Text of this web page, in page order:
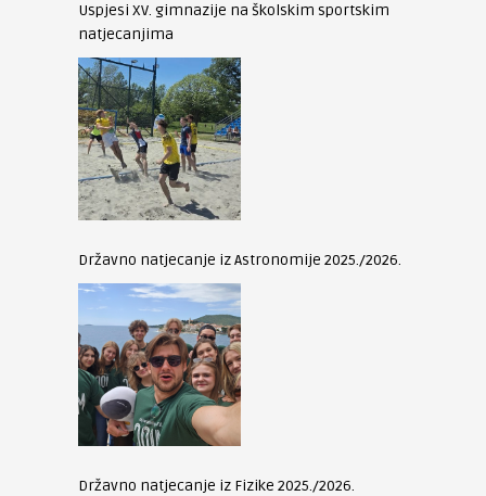
Uspjesi XV. gimnazije na školskim sportskim
natjecanjima
Državno natjecanje iz Astronomije 2025./2026.
Državno natjecanje iz Fizike 2025./2026.